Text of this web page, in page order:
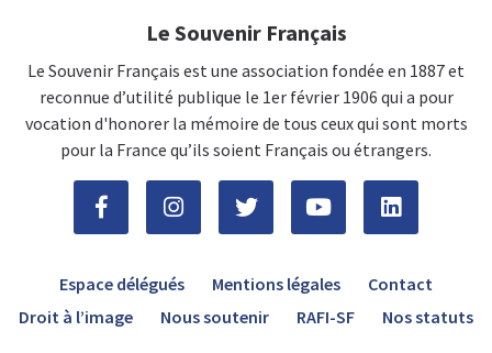
Le Souvenir Français
Le Souvenir Français est une association fondée en 1887 et
reconnue d’utilité publique le 1er février 1906 qui a pour
vocation d'honorer la mémoire de tous ceux qui sont morts
pour la France qu’ils soient Français ou étrangers.
Espace délégués Mentions légales
Contact
Droit à l’image
Nous soutenir RAFI-SF Nos statuts